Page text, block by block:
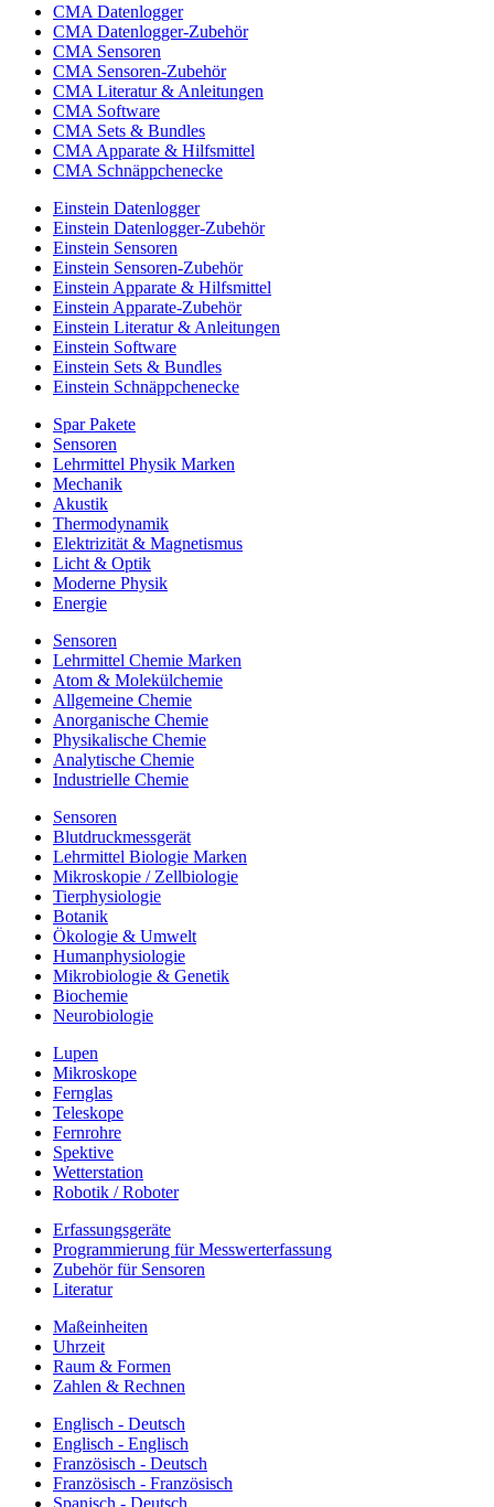
CMA Datenlogger
CMA Datenlogger-Zubehör
CMA Sensoren
CMA Sensoren-Zubehör
CMA Literatur & Anleitungen
CMA Software
CMA Sets & Bundles
CMA Apparate & Hilfsmittel
CMA Schnäppchenecke
Einstein Datenlogger
Einstein Datenlogger-Zubehör
Einstein Sensoren
Einstein Sensoren-Zubehör
Einstein Apparate & Hilfsmittel
Einstein Apparate-Zubehör
Einstein Literatur & Anleitungen
Einstein Software
Einstein Sets & Bundles
Einstein Schnäppchenecke
Spar Pakete
Sensoren
Lehrmittel Physik Marken
Mechanik
Akustik
Thermodynamik
Elektrizität & Magnetismus
Licht & Optik
Moderne Physik
Energie
Sensoren
Lehrmittel Chemie Marken
Atom & Molekülchemie
Allgemeine Chemie
Anorganische Chemie
Physikalische Chemie
Analytische Chemie
Industrielle Chemie
Sensoren
Blutdruckmessgerät
Lehrmittel Biologie Marken
Mikroskopie / Zellbiologie
Tierphysiologie
Botanik
Ökologie & Umwelt
Humanphysiologie
Mikrobiologie & Genetik
Biochemie
Neurobiologie
Lupen
Mikroskope
Fernglas
Teleskope
Fernrohre
Spektive
Wetterstation
Robotik / Roboter
Erfassungsgeräte
Programmierung für Messwerterfassung
Zubehör für Sensoren
Literatur
Maßeinheiten
Uhrzeit
Raum & Formen
Zahlen & Rechnen
Englisch - Deutsch
Englisch - Englisch
Französisch - Deutsch
Französisch - Französisch
Spanisch - Deutsch